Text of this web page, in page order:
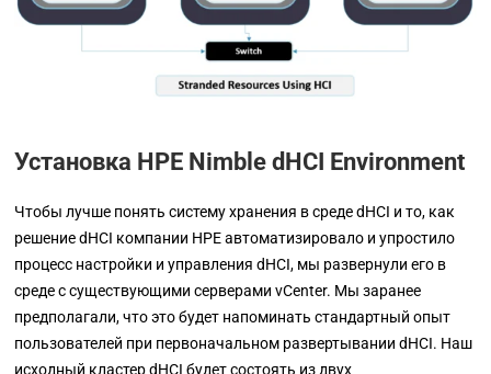
Установка HPE Nimble dHCI Environment
Чтобы лучше понять систему хранения в среде dHCI и то, как
решение dHCI компании HPE автоматизировало и упростило
процесс настройки и управления dHCI, мы развернули его в
среде с существующими серверами vCenter. Мы заранее
предполагали, что это будет напоминать стандартный опыт
пользователей при первоначальном развертывании dHCI. Наш
исходный кластер dHCI будет состоять из двух